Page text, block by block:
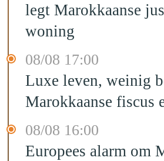
legt Marokkaanse
woning
08/08 17:00
Luxe leven, weinig
Marokkaanse fiscus
08/08 16:00
Europees alarm om